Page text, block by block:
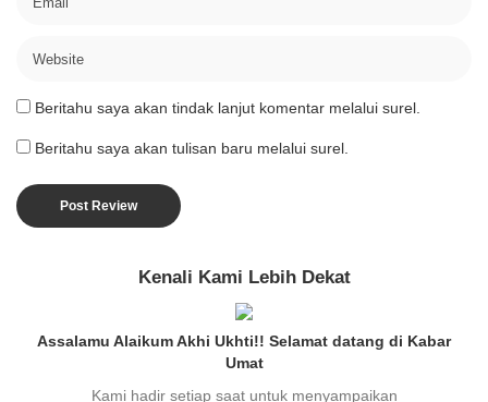
Beritahu saya akan tindak lanjut komentar melalui surel.
Beritahu saya akan tulisan baru melalui surel.
Kenali Kami Lebih Dekat
Assalamu Alaikum Akhi Ukhti!! Selamat datang di Kabar
Umat
Kami hadir setiap saat untuk menyampaikan